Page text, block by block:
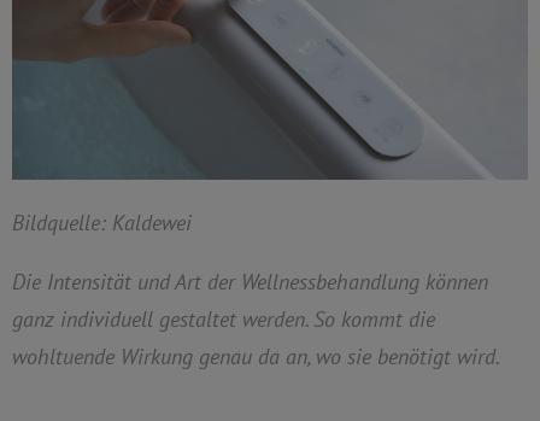
Bildquelle: Kaldewei
Die Intensität und Art der Wellnessbehandlung können
ganz individuell gestaltet werden. So kommt die
wohltuende Wirkung genau da an, wo sie benötigt wird.